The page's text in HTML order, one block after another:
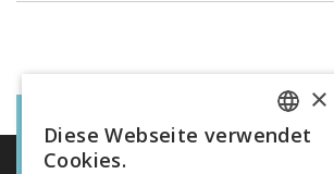
FRENCH
×
Diese Webseite verwendet
Cookies.